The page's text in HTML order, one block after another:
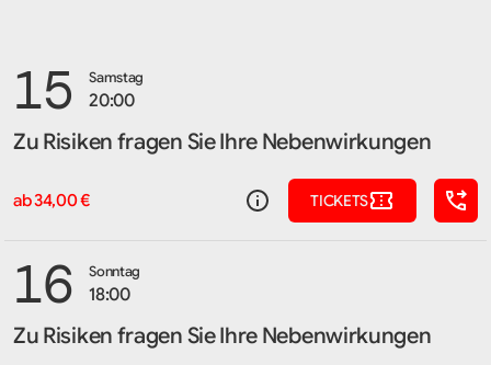
15 Samstag
20:00
Zu Risiken fragen Sie Ihre Nebenwirkungen
ab 34,00 € TICKETS
16 Sonntag
18:00
Zu Risiken fragen Sie Ihre Nebenwirkungen